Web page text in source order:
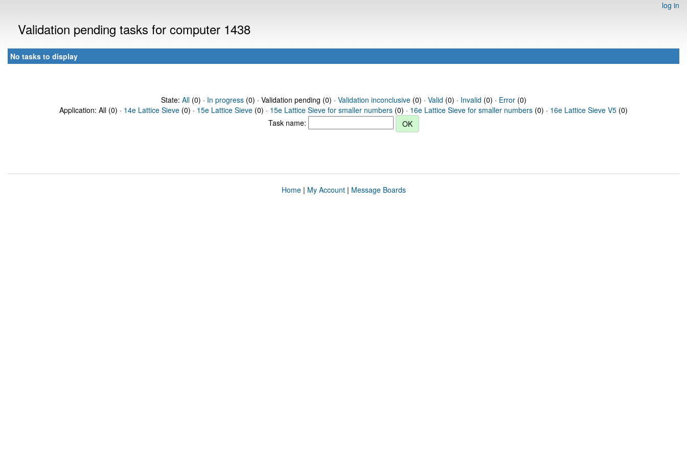
log in
Validation pending tasks for computer 1438
No tasks to display
State: All(0) · In progress(0) · Validation pending (0) · Validation inconclusive(0) · Valid (0) · Invalid (0) · Error(0)
Application: All (0) · 14e Lattice Sieve (0) · 15e Lattice Sieve (0) · 15e Lattice Sieve for smaller numbers (0) · 16e Lattice Sieve for smaller numbers (0) · 16e Lattice Sieve V5 (0)
Task name:
Home| My Account| Message Boards